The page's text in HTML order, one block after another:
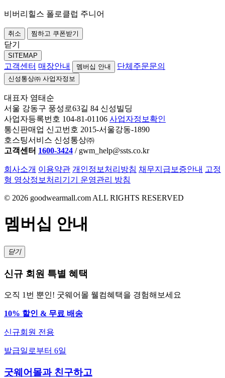
비버리힐스 폴로클럽 주니어
취소 찜하고 쿠폰받기
닫기
SITEMAP
고객센터 매장안내 멤버십 안내 단체주문문의
신성통상㈜ 사업자정보
대표자 염태순
서울 강동구 풍성로63길 84 신성빌딩
사업자등록번호 104-81-01106 사업자정보확인
통신판매업 신고번호 2015-서울강동-1890
호스팅서비스 신성통상㈜
고객센터 1600-3424 / gwm_help@ssts.co.kr
회사소개 이용약관 개인정보처리방침 채무지급보증안내 고정
형 영상정보처리기기 운영관리 방침
© 2026 goodwearmall.com ALL RIGHTS RESERVED
멤버십 안내
닫기
신규 회원 특별 혜택
오직 1번 뿐인! 굿웨어몰 웰컴혜택을 경험해보세요
10% 할인 & 무료 배송
신규회원 전용
발급일로부터 6일
굿웨어몰과 친구하고